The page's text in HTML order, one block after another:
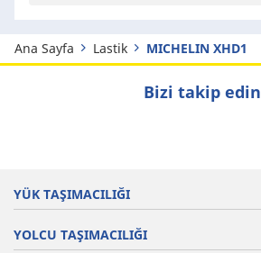
Ana Sayfa Lastik MICHELIN XHD1
Bizi takip edin
YÜK TAŞIMACILIĞI
YOLCU TAŞIMACILIĞI